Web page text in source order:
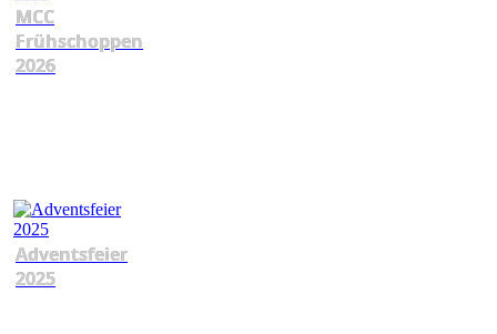
MCC
Frühschoppen
2026
Adventsfeier
2025